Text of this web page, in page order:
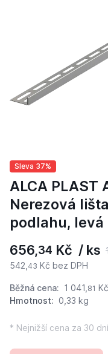
Sleva 37%
ALCA PLAST
Nerezová
podlahu, levá
656,34 Kč / ks
542, 43 Kč bez DPH
Běžná cena: 1 041, 81 Kč
Hmotnost: 0,33 kg
* Nejnižší cena za 30 dní